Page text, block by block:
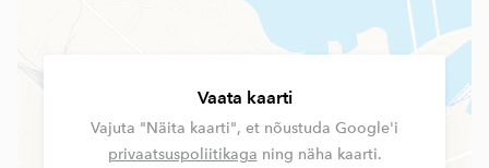
Vaata kaarti
Vajuta "Näita kaarti", et nõustuda Google'i
privaatsuspoliitikaga ning näha kaarti.